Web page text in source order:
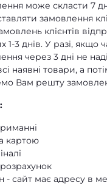
може скласти 7
замовлення
клієнтів
3 днів. У разі, якщо
через 3 дні не
наявні товари, а
Вам решту
картою
- сайт має адресу в